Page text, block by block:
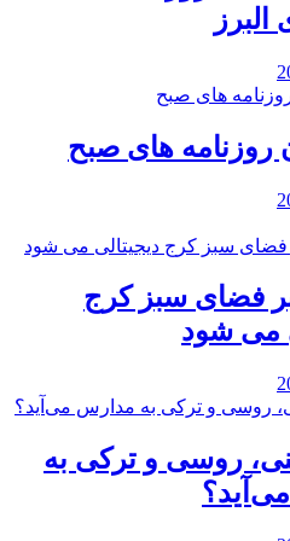
روزنامه های صبح
فضای سبز کرج
می شود
روسی و ترکی به